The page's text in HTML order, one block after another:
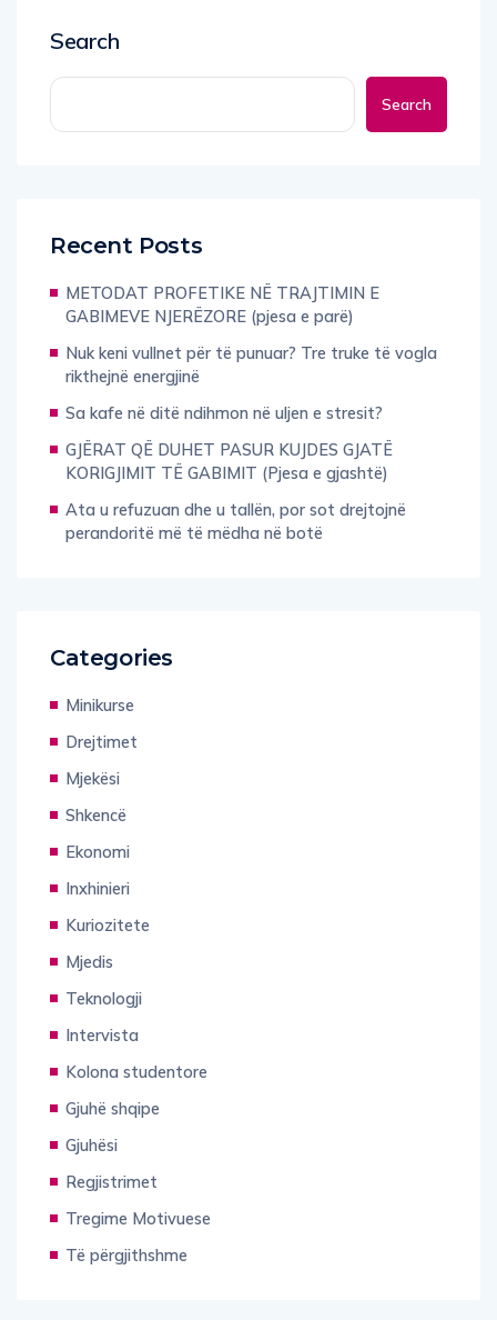
Search
Search
Recent Posts
METODAT PROFETIKE NË TRAJTIMIN E
GABIMEVE NJERËZORE (pjesa e parë)
Nuk keni vullnet për të punuar? Tre truke të vogla
rikthejnë energjinë
Sa kafe në ditë ndihmon në uljen e stresit?
GJËRAT QË DUHET PASUR KUJDES GJATË
KORIGJIMIT TË GABIMIT (Pjesa e gjashtë)
Ata u refuzuan dhe u tallën, por sot drejtojnë
perandoritë më të mëdha në botë
Categories
Minikurse
Drejtimet
Mjekësi
Shkencë
Ekonomi
Inxhinieri
Kuriozitete
Mjedis
Teknologji
Intervista
Kolona studentore
Gjuhë shqipe
Gjuhësi
Regjistrimet
Tregime Motivuese
Të përgjithshme